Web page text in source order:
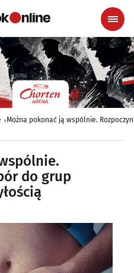
Można pokonać ją wspólnie.
do grup